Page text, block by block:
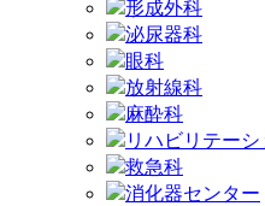
形成外科
泌尿器科
眼科
放射線科
麻酔科
リハビリテー
救急科
消化器センター